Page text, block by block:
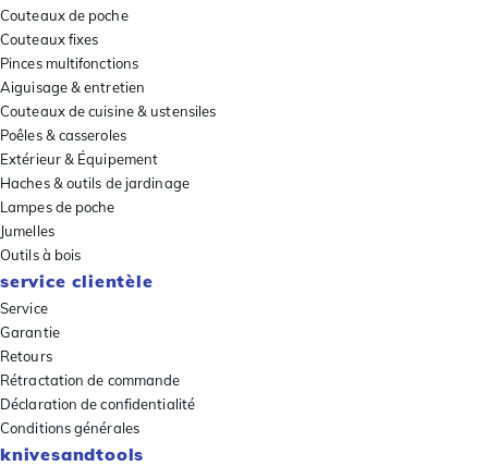
Couteaux de poche
Couteaux fixes
Pinces multifonctions
Aiguisage & entretien
Couteaux de cuisine & ustensiles
Poêles & casseroles
Extérieur & Équipement
Haches & outils de jardinage
Lampes de poche
Jumelles
Outils à bois
service clientèle
Service
Garantie
Retours
Rétractation de commande
Déclaration de confidentialité
Conditions générales
knivesandtools